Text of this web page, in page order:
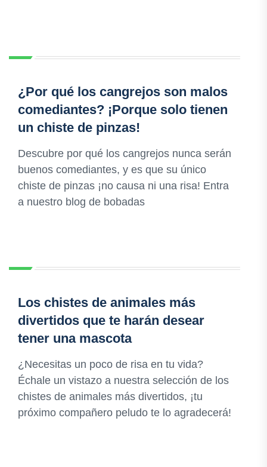
¿Por qué los cangrejos son malos
comediantes? ¡Porque solo tienen
un chiste de pinzas!
Descubre por qué los cangrejos nunca serán
buenos comediantes, y es que su único
chiste de pinzas ¡no causa ni una risa! Entra
a nuestro blog de bobadas
Los chistes de animales más
divertidos que te harán desear
tener una mascota
¿Necesitas un poco de risa en tu vida?
Échale un vistazo a nuestra selección de los
chistes de animales más divertidos, ¡tu
próximo compañero peludo te lo agradecerá!